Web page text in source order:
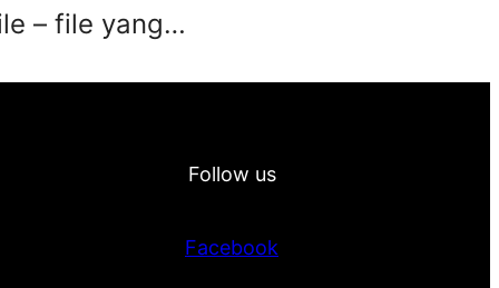
– file yang…
Follow us
Facebook